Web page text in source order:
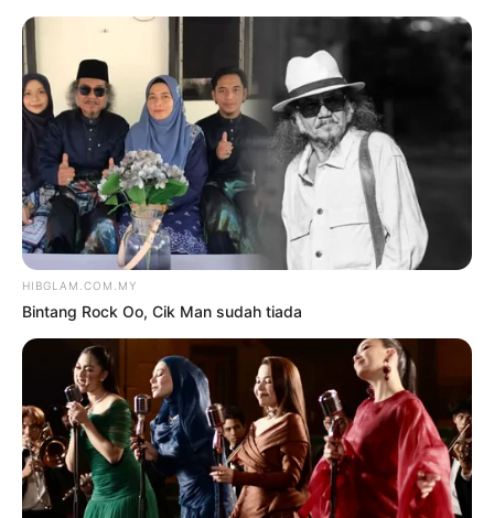
TAG: ULEK MAYANG
Hiburan Terkini VIRAL
NYANYI ULEK MAYANG DI
HUTAN TEBAL, MIKROFON
TERPELANTING
olehHANISAH SELAMAT
13 Januari
2024